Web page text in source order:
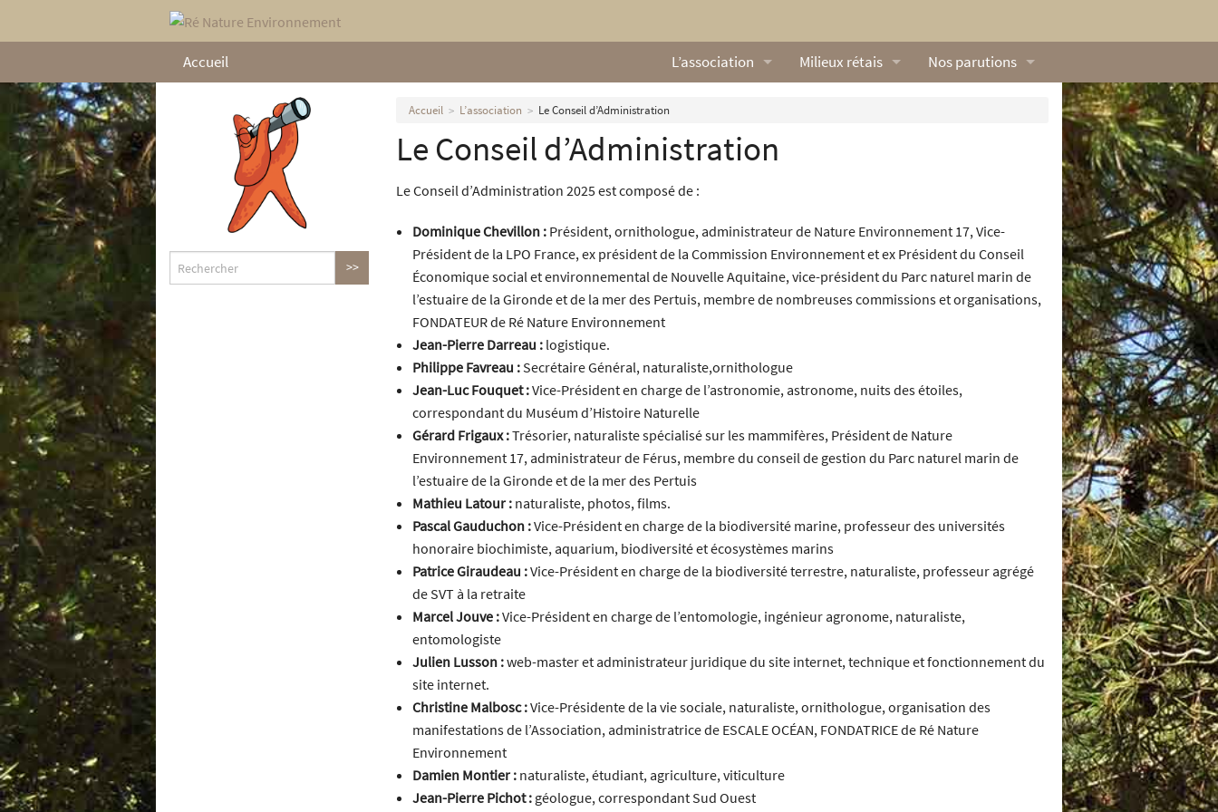
Accueil L’association
Nos missions
Nos statuts
Le Conseil d’Administration
Nos partenaires
Nous contacter
Milieux rétais
Milieux terrestres
Nos parutions
Vidéos naturalistes de Ré Nature
Accueil L’association Le Conseil d’Administration
Le Conseil d’Administration
Le Conseil d’Administration 2025 est composé de :
Dominique Chevillon :Président, ornithologue, administrateur de Nature Environnement 17, Vice-
Président de la LPO France, ex président de la Commission Environnement et ex Président du Conseil
Économique social et environnemental de Nouvelle Aquitaine, vice-président du Parc naturel marin de
l’estuaire de la Gironde et de la mer des Pertuis, membre de nombreuses commissions et organisations,
FONDATEUR de Ré Nature Environnement
Jean-Pierre Darreau :logistique.
Philippe Favreau :Secrétaire Général, naturaliste,ornithologue
Jean-Luc Fouquet :Vice-Président en charge de l’astronomie, astronome, nuits des étoiles,
correspondant du Muséum d’Histoire Naturelle
Gérard Frigaux :Trésorier, naturaliste spécialisé sur les mammifères, Président de Nature
Environnement 17, administrateur de Férus, membre du conseil de gestion du Parc naturel marin de
l’estuaire de la Gironde et de la mer des Pertuis
Mathieu Latour :naturaliste, photos, films.
Pascal Gauduchon :Vice-Président en charge de la biodiversité marine, professeur des universités
honoraire biochimiste, aquarium, biodiversité et écosystèmes marins
Patrice Giraudeau :Vice-Président en charge de la biodiversité terrestre, naturaliste, professeur agrégé
de SVT à la retraite
Marcel Jouve :Vice-Président en charge de l’entomologie, ingénieur agronome, naturaliste,
entomologiste
Julien Lusson :web-master et administrateur juridique du site internet, technique et fonctionnement du
site internet.
Christine Malbosc :Vice-Présidente de la vie sociale, naturaliste, ornithologue, organisation des
manifestations de l’Association, administratrice de ESCALE OCÉAN, FONDATRICE de Ré Nature
Environnement
Damien Montier : naturaliste, étudiant, agriculture, viticulture
Jean-Pierre Pichot :géologue, correspondant Sud Ouest